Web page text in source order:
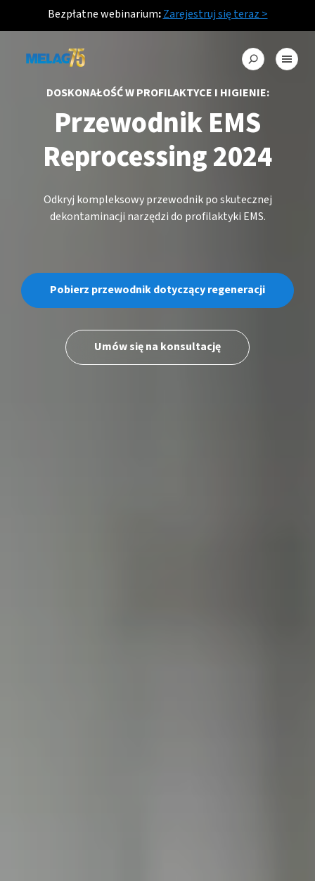
Bezpłatne webinarium:Zarejestruj się teraz >
DOSKONAŁOŚĆ W PROFILAKTYCE I HIGIENIE:
Przewodnik EMS
Reprocessing 2024
Odkryj kompleksowy przewodnik po skutecznej
dekontaminacji narzędzi do profilaktyki EMS.
Pobierz przewodnik dotyczący regeneracji
Umów się na konsultację